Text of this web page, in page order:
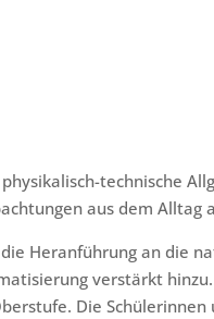
technische
aus dem Alltag
Heranführung an die
verstärkt
Die